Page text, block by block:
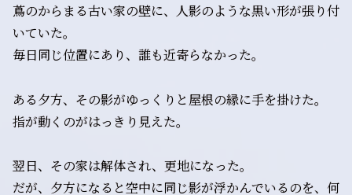
蔦のからまる古い家の壁に、人影のような黒い形が張り付
いていた。
毎日同じ位置にあり、誰も近寄らなかった。
ある夕方、その影がゆっくりと屋根の縁に手を掛けた。
指が動くのがはっきり見えた。
翌日、その家は解体され、更地になった。
だが、夕方になると空中に同じ影が浮かんでいるのを、何